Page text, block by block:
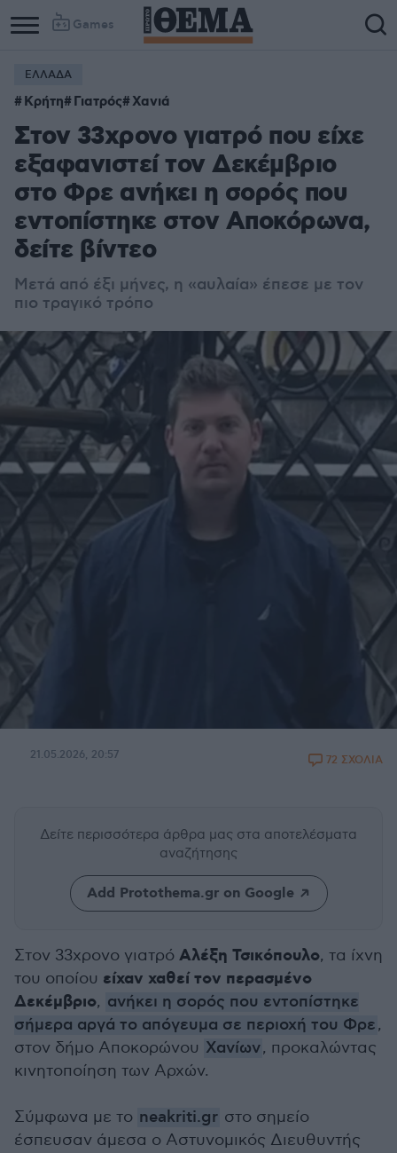
Games
ΕΛΛΑΔΑ
Κρήτη Γιατρός Χανιά
Στον 33χρονο γιατρό που είχε
εξαφανιστεί τον Δεκέμβριο
στο Φρε ανήκει η σορός που
εντοπίστηκε στον Αποκόρωνα,
δείτε βίντεο
Μετά από έξι μήνες, η «αυλαία» έπεσε με τον
πιο τραγικό τρόπο
21.05.2026, 20:57 72 ΣΧΟΛΙΑ
Δείτε περισσότερα άρθρα μας στα αποτελέσματα
αναζήτησης
Add Protothema.gr on Google
Στον 33χρονο γιατρό Αλέξη Τσικόπουλο, τα ίχνη
του οποίου είχαν χαθεί τον περασμένο
Δεκέμβριο, ανήκει η σορός που εντοπίστηκε
σήμερα αργά το απόγευμα σε περιοχή του Φρε,
στον δήμο Αποκορώνου Χανίων, προκαλώντας
κινητοποίηση των Αρχών.
Σύμφωνα με το neakriti.gr στο σημείο
έσπευσαν άμεσα ο Αστυνομικός Διευθυντής